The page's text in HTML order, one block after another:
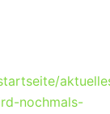
nochmals-